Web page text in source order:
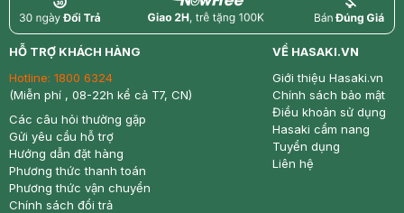
return nowfree price
HỖ TRỢ KHÁCH HÀNG
Hotline: 1800 6324
(Miễn phí , 08-22h kể cả T7, CN)
Các câu hỏi thường gặp
Gửi yêu cầu hỗ trợ
Hướng dẫn đặt hàng
Phương thức thanh toán
Phương thức vận chuyển
Chính sách đổi trả
VỀ HASAKI.VN
Giới thiệu Hasaki.vn
Chính sách bảo mật
Điều khoản sử dụng
Hasaki cẩm nang
Tuyển dụng
Liên hệ